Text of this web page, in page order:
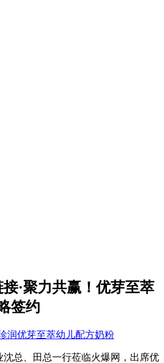
·聚力共赢！优芽至萃
签约
润优芽至萃幼儿配方奶粉
总、田总一行莅临火爆网，出席优